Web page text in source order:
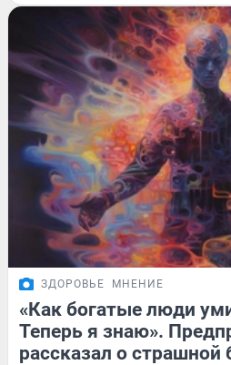
ЗДОРОВЬЕ МНЕНИЕ
«Как богатые люди
Теперь я знаю».
рассказал о страшной